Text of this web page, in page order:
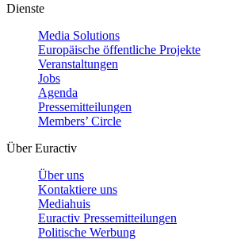
Dienste
Media Solutions
Europäische öffentliche Projekte
Veranstaltungen
Jobs
Agenda
Pressemitteilungen
Members’ Circle
Über Euractiv
Über uns
Kontaktiere uns
Mediahuis
Euractiv Pressemitteilungen
Politische Werbung